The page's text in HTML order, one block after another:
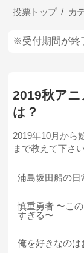
投票トップ カ
※受付期間が終
2019秋ア
は？
2019年10月から
まで教えて下さい
浦島坂田船の日
慎重勇者 〜こ
すぎる〜
俺を好きなのは